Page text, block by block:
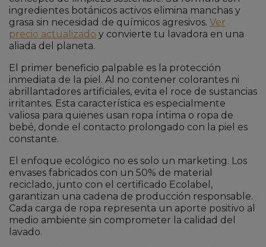
ingredientes botánicos activos elimina manchas y
grasa sin necesidad de químicos agresivos. Ver
precio actualizado y convierte tu lavadora en una
aliada del planeta.
El primer beneficio palpable es la protección
inmediata de la piel. Al no contener colorantes ni
abrillantadores artificiales, evita el roce de sustancias
irritantes. Esta característica es especialmente
valiosa para quienes usan ropa íntima o ropa de
bebé, donde el contacto prolongado con la piel es
constante.
El enfoque ecológico no es solo un marketing. Los
envases fabricados con un 50% de material
reciclado, junto con el certificado Ecolabel,
garantizan una cadena de producción responsable.
Cada carga de ropa representa un aporte positivo al
medio ambiente sin comprometer la calidad del
lavado.